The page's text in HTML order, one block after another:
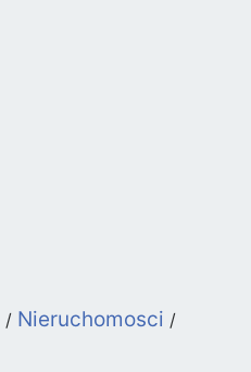
/ Nieruchomosci /